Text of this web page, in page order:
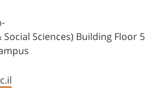
Sciences) Building Floor 5